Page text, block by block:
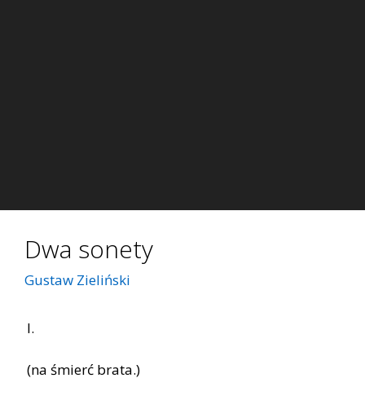
Dwa sonety
Gustaw Zieliński
I.
(na śmierć brata.)